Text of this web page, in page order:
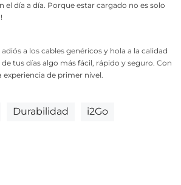
el día a día. Porque estar cargado no es solo
a los cables genéricos y hola a la calidad
tus días algo más fácil, rápido y seguro. Con
experiencia de primer nivel.
Durabilidad i2Go